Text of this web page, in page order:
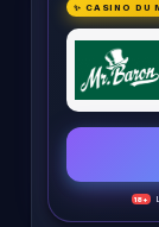
✨ CASINO DU
18+